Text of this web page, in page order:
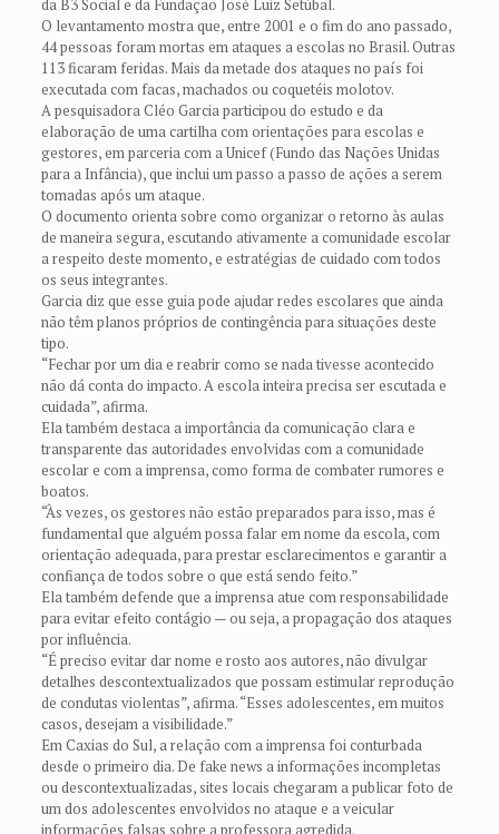
O levantamento mostra que, entre 2001 e o fim do ano passado,
44 pessoas foram mortas em ataques a escolas no Brasil. Outras
113 ficaram feridas. Mais da metade dos ataques no país foi
executada com facas, machados ou coquetéis molotov.
A pesquisadora Cléo Garcia participou do estudo e da
elaboração de uma cartilha com orientações para escolas e
gestores, em parceria com a Unicef (Fundo das Nações Unidas
para a Infância), que inclui um passo a passo de ações a serem
tomadas após um ataque.
O documento orienta sobre como organizar o retorno às aulas
de maneira segura, escutando ativamente a comunidade escolar
a respeito deste momento, e estratégias de cuidado com todos
os seus integrantes.
Garcia diz que esse guia pode ajudar redes escolares que ainda
não têm planos próprios de contingência para situações deste
tipo.
“Fechar por um dia e reabrir como se nada tivesse acontecido
não dá conta do impacto. A escola inteira precisa ser escutada e
cuidada”, afirma.
Ela também destaca a importância da comunicação clara e
transparente das autoridades envolvidas com a comunidade
escolar e com a imprensa, como forma de combater rumores e
boatos.
“Às vezes, os gestores não estão preparados para isso, mas é
fundamental que alguém possa falar em nome da escola, com
orientação adequada, para prestar esclarecimentos e garantir a
confiança de todos sobre o que está sendo feito.”
Ela também defende que a imprensa atue com responsabilidade
para evitar efeito contágio — ou seja, a propagação dos ataques
por influência.
“É preciso evitar dar nome e rosto aos autores, não divulgar
detalhes descontextualizados que possam estimular reprodução
de condutas violentas”, afirma. “Esses adolescentes, em muitos
casos, desejam a visibilidade.”
Em Caxias do Sul, a relação com a imprensa foi conturbada
desde o primeiro dia. De fake news a informações incompletas
ou descontextualizadas, sites locais chegaram a publicar foto de
um dos adolescentes envolvidos no ataque e a veicular
informações falsas sobre a professora agredida.